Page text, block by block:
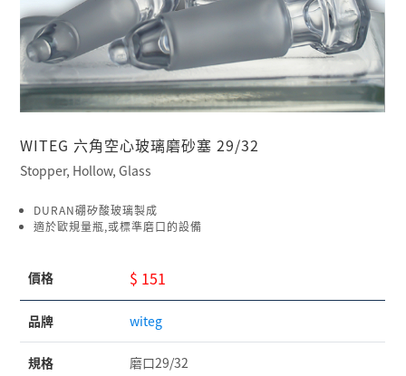
WITEG 六角空心玻璃磨砂塞 29/32
Stopper, Hollow, Glass
DURAN硼矽酸玻璃製成
適於歐規量瓶,或標準磨口的設備
價格 $ 151
品牌 witeg
規格 磨口29/32